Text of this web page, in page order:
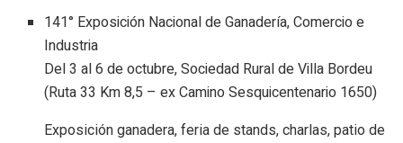
141° Exposición Nacional de Ganadería, Comercio e
Industria
Del 3 al 6 de octubre, Sociedad Rural de Villa Bordeu
(Ruta 33 Km 8,5 – ex Camino Sesquicentenario 1650)
Exposición ganadera, feria de stands, charlas, patio de